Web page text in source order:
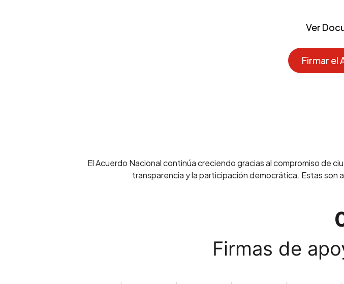
Ver
Firmar el
El Acuerdo Nacional continúa creciendo gracias al compromiso de
transparencia y la participación democrática. Estas son
Firmas de